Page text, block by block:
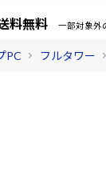
料無料 一部対象外
PC フルタワー